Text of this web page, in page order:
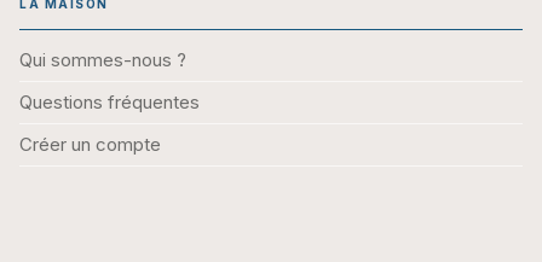
LA MAISON
Qui sommes-nous ?
Questions fréquentes
Créer un compte